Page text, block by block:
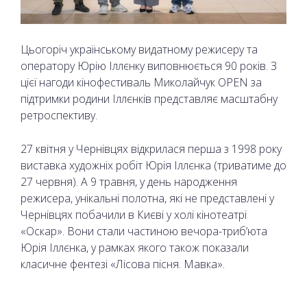
Цьогоріч українському видатному режисеру та
оператору Юрію Іллєнку виповнюється 90 років. З
цієї нагоди кінофестиваль Миколайчук OPEN за
підтримки родини Іллєнків представляє масштабну
ретроспективу.
27 квітня у Чернівцях відкрилася перша з 1998 року
виставка художніх робіт Юрія Іллєнка (триватиме до
27 червня). А 9 травня, у день народження
режисера, унікальні полотна, які не представлені у
Чернівцях побачили в Києві у холі кінотеатрі
«Оскар». Вони стали частиною вечора-трибʼюта
Юрія Іллєнка, у рамках якого також показали
класичне фентезі «Лісова пісня. Мавка».